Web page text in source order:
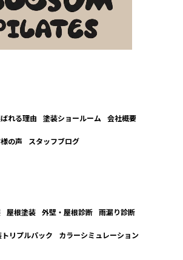
れる理由 塗装ショールーム 会社概要
の声 スタッフブログ
屋根塗装 外壁・屋根診断 雨漏り診断
リプルパック カラーシミュレーション